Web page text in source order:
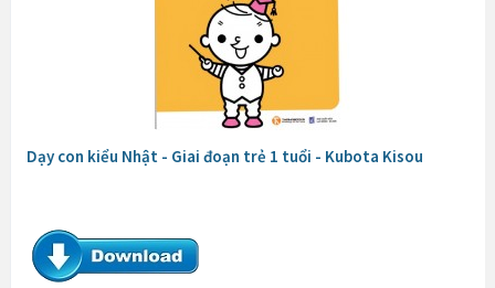
Dạy con kiểu Nhật - Giai đoạn trẻ 1 tuổi - Kubota Kisou